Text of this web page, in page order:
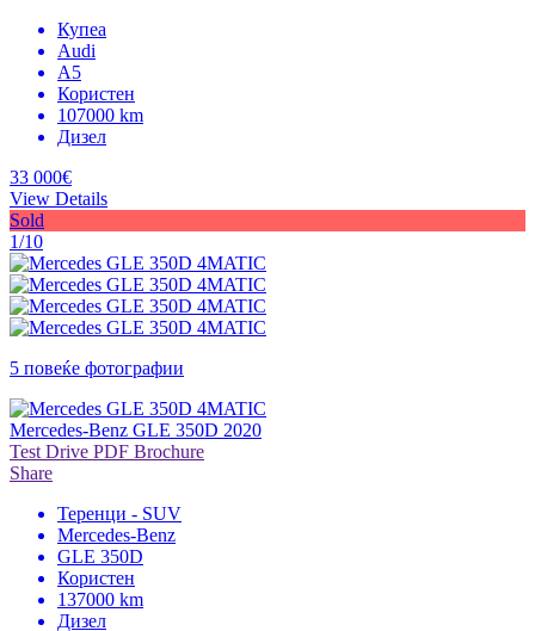
Купеа
Audi
A5
Користен
107000 km
Дизел
33 000€
View Details
Sold
1/10
5 повеќе фотографии
Mercedes-Benz GLE 350D 2020
Test Drive PDF Brochure
Share
Теренци - SUV
Mercedes-Benz
GLE 350D
Користен
137000 km
Дизел